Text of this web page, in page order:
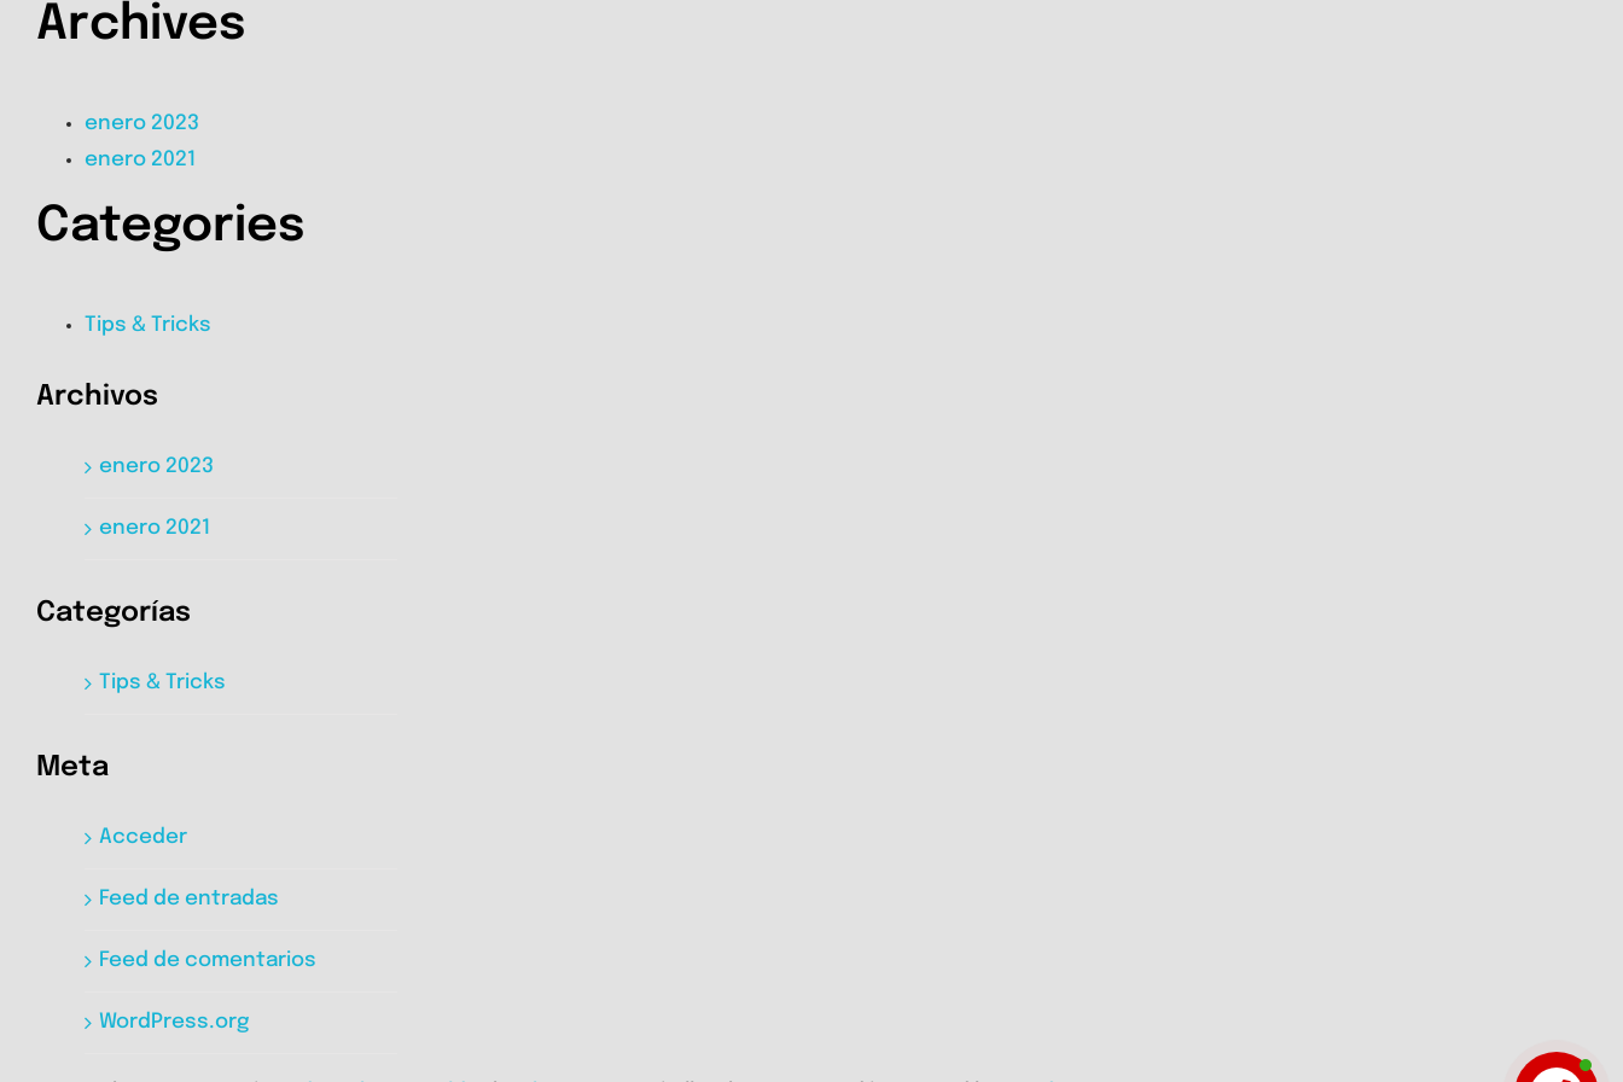
Archives
enero 2023
enero 2021
Categories
Tips & Tricks
Archivos
enero 2023
enero 2021
Categorías
Tips & Tricks
Meta
Acceder
Feed de entradas
Feed de comentarios
WordPress.org